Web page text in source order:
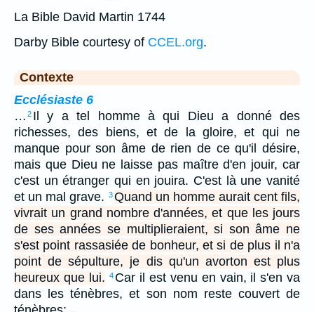
La Bible David Martin 1744
Darby Bible courtesy of CCEL.org.
Contexte
Ecclésiaste 6
… 2 Il y a tel homme à qui Dieu a donné des
richesses, des biens, et de la gloire, et qui ne
manque pour son âme de rien de ce qu'il désire,
mais que Dieu ne laisse pas maître d'en jouir, car
c'est un étranger qui en jouira. C'est là une vanité
et un mal grave. 3Quand un homme aurait cent fils,
vivrait un grand nombre d'années, et que les jours
de ses années se multiplieraient, si son âme ne
s'est point rassasiée de bonheur, et si de plus il n'a
point de sépulture, je dis qu'un avorton est plus
heureux que lui.
4 Car il est venu en vain, il s'en va
dans les ténèbres, et son nom reste couvert de